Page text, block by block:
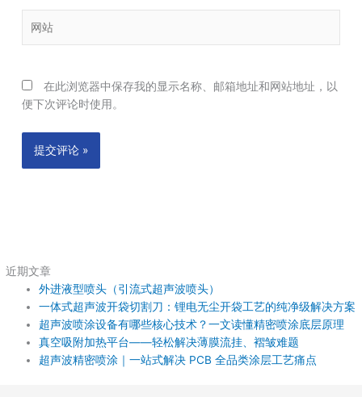
箱
站
在此浏览器中保存我的显示名称、邮箱地址和网站地址，以
便下次评论时使用。
近期文章
外进液型喷头（引流式超声波喷头）
一体式超声波开袋切割刀：锂电无尘开袋工艺的纯净级解决方案
超声波喷涂设备有哪些核心技术？一文读懂精密喷涂底层原理
真空吸附加热平台——轻松解决薄膜流挂、褶皱难题
超声波精密喷涂｜一站式解决 PCB 全品类涂层工艺痛点